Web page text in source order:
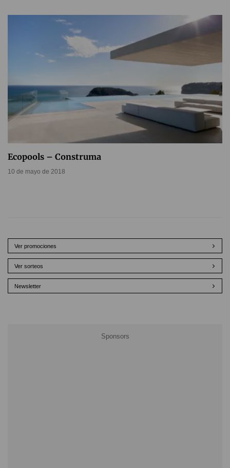
Ecopools – Construma
10 de mayo de 2018
Ver promociones
Ver sorteos
Newsletter